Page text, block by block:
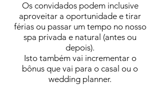
Os convidados podem inclusive
aproveitar a oportunidade e tirar
férias ou passar um tempo no nosso
spa privada e natural (antes ou
depois).
Isto também vai incrementar o
bônus que vai para o casal ou o
wedding planner.